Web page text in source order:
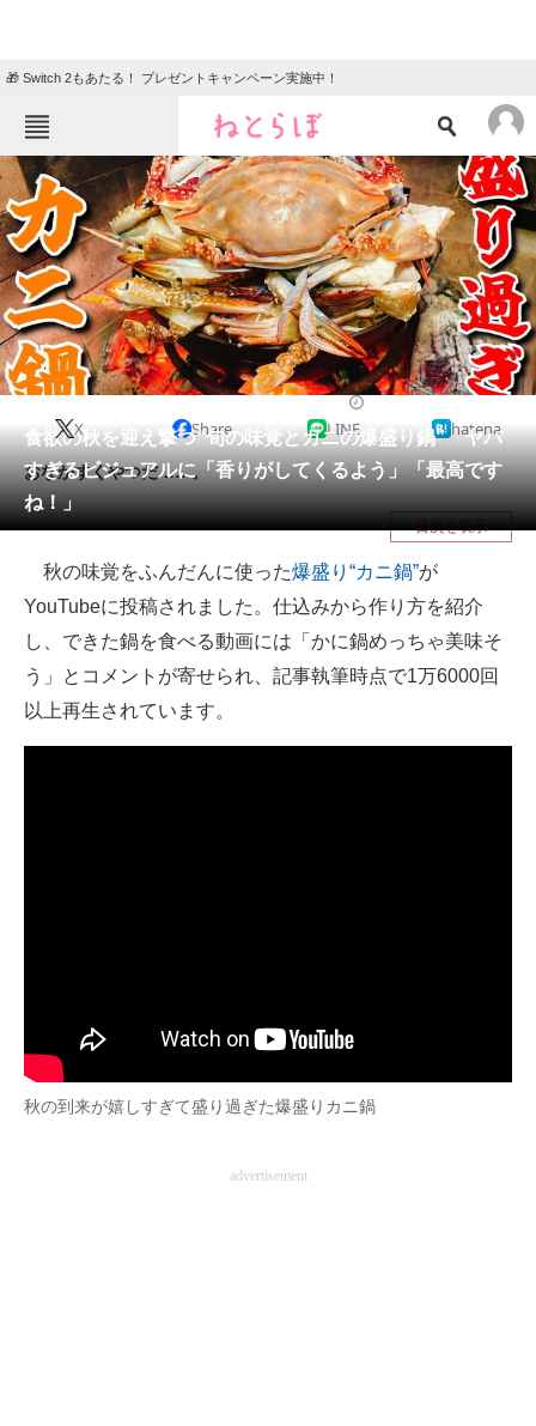
🎁 Switch 2もあたる！ プレゼントキャンペーン実施中！
ねとらぼメニュー
TOP ニュース
エンタメ クイズ
グルメ 地域
住まい 教育・育児
動物 リサーチ
会員記事
メディア
注目記事を集めた総合ページ
ITの今と未来を見通す
スマホと通信の最新トレンド
進化するPCとデバイスの未来
ITエンジニア向け専門サイト
企業向けIT製品の総合サイト
食欲の秋を迎え撃つ“旬の味覚とカニの爆盛り鍋” ヤバ
すぎるビジュアルに「香りがしてくるよう」「最高です
ね！」
X Share LINE hatena
おなかすくやつだ……。
目次を表示
秋の味覚をふんだんに使った爆盛り“カニ鍋”が
YouTubeに投稿されました。仕込みから作り方を紹介
し、できた鍋を食べる動画には「かに鍋めっちゃ美味そ
う」とコメントが寄せられ、記事執筆時点で1万6000回
以上再生されています。
秋の到来が嬉しすぎて盛り過ぎた爆盛りカニ鍋
advertisement